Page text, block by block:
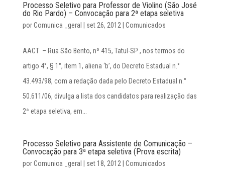
Processo Seletivo para Professor de Violino (São José
do Rio Pardo) – Convocação para 2ª etapa seletiva
porComunica _geral set 26, 2012 Comunicados
AACT – Rua São Bento, nº 415, Tatuí-SP , nos termos do
artigo 4°, § 1°, item 1, aliena ‘b’, do Decreto Estadual n.°
43.493/98, com a redação dada pelo Decreto Estadual n.°
50.611/06, divulga a lista dos candidatos para realização das
2ª etapa seletiva, em...
Processo Seletivo para Assistente de Comunicação –
Convocação para 3ª etapa seletiva (Prova escrita)
porComunica _geral set 18, 2012 Comunicados